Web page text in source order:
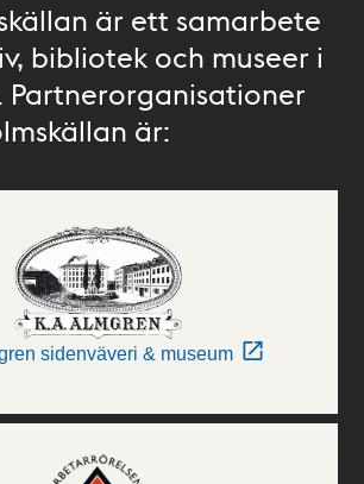
är ett samarbete
bibliotek och museer i
Partnerorganisationer
är:
sidenväveri & museum